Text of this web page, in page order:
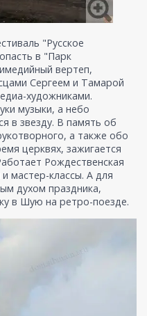
"Русское
в "Парк
вертеп,
Сергеем и Тамарой
художниками.
музыки, а небо
в звезду. В память об
а также обо
церквях, зажигается
Рождественская
мастер-классы. А для
духом праздника,
в Шую на ретро-поезде.